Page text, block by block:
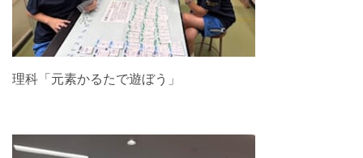
理科「元素かるたで遊ぼう」